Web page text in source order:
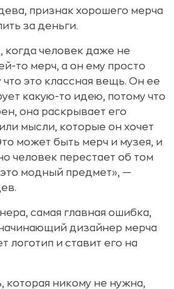
признак хорошего мерча
за деньги.
когда человек даже не
то мерч, а он ему просто
что это классная вещь. Он ее
какую-то идею, потому что
она раскрывает его
мысли, которые он хочет
может быть мерч и музея, и
человек перестает об том
это модный предмет», —
самая главная ошибка,
дизайнер мерча
логотип и ставит его на
которая никому не нужна,